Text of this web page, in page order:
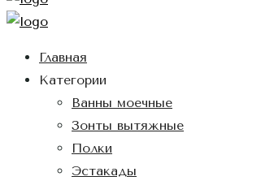
Главная
Категории
Ванны моечные
Зонты вытяжные
Полки
Эстакады